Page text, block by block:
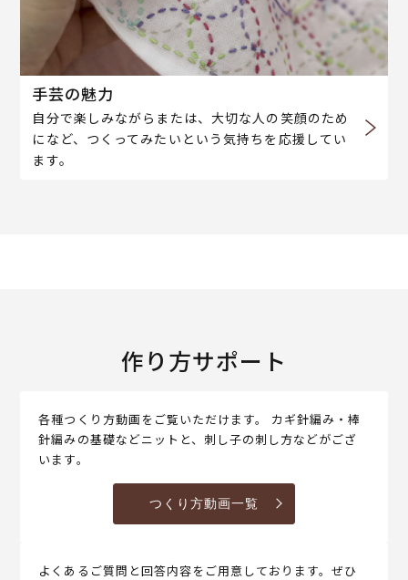
手芸の魅力
自分で楽しみながらまたは、大切な人の笑顔のため
になど、つくってみたいという気持ちを応援してい
ます。
作り方サポート
各種つくり方動画をご覧いただけます。 カギ針編み・棒
針編みの基礎などニットと、刺し子の刺し方などがござ
います。
つくり方動画一覧
よくあるご質問と回答内容をご用意しております。ぜひ